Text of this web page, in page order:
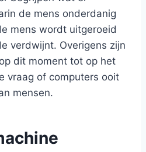
de mens onderdanig
mens wordt uitgeroeid
verdwijnt. Overigens zijn
dit moment tot op het
vraag of computers ooit
mensen.